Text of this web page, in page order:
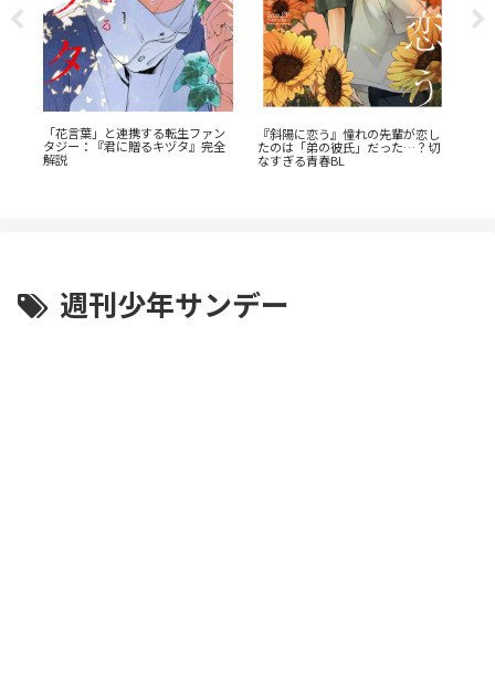
「花言葉」と連携する転生ファン
タジー：『君に贈るキヅタ』完全
解説
『斜陽に恋う』憧れの先輩が恋し
たのは「弟の彼氏」だった…？切
なすぎる青春BL
週刊少年サンデー